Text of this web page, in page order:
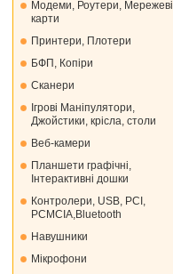
Модеми, Роутери, Мережеві
карти
Принтери, Плотери
БФП, Копіри
Сканери
Ігрові Маніпулятори,
Джойстики, крісла, столи
Веб-камери
Планшети графічні,
Інтерактивні дошки
Контролери, USB, PCI,
PCMCIA,Bluetooth
Навушники
Мікрофони